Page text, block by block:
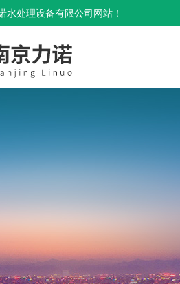
水处理设备有限公司网站！